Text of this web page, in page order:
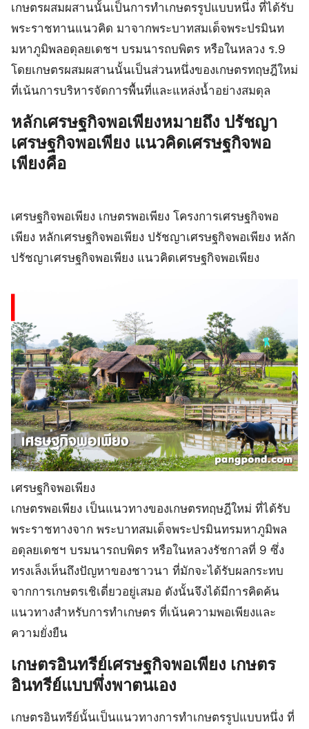
เกษตรผสมผสานนั้นเป็นการทำเกษตรรูปแบบหนึ่ง ที่ได้รับ
พระราชทานแนวคิด มาจากพระบาทสมเด็จพระปรมินท
มหาภูมิพลอดุลยเดชฯ บรมนารถบพิตร หรือในหลวง ร.9
โดยเกษตรผสมผสานนั้นเป็นส่วนหนึ่งของเกษตรทฤษฎีใหม่
ที่เน้นการบริหารจัดการพื้นที่และแหล่งน้ำอย่างสมดุล
หลักเศรษฐกิจพอเพียงหมายถึง ปรัชญา
เศรษฐกิจพอเพียง แนวคิดเศรษฐกิจพอ
เพียงคือ
เศรษฐกิจพอเพียง เกษตรพอเพียง โครงการเศรษฐกิจพอ
เพียง หลักเศรษฐกิจพอเพียง ปรัชญาเศรษฐกิจพอเพียง หลัก
ปรัชญาเศรษฐกิจพอเพียง แนวคิดเศรษฐกิจพอเพียง
เศรษฐกิจพอเพียง
เกษตรพอเพียง เป็นแนวทางของเกษตรทฤษฎีใหม่ ที่ได้รับ
พระราชทางจาก พระบาทสมเด็จพระปรมินทรมหาภูมิพล
อดุลยเดชฯ บรมนารถบพิตร หรือในหลวงรัชกาลที่ 9 ซึ่ง
ทรงเล็งเห็นถึงปัญหาของชาวนา ที่มักจะได้รับผลกระทบ
จากการเกษตรเชิเดี่ยวอยู่เสมอ ดังนั้นจึงได้มีการคิดค้น
แนวทางสำหรับการทำเกษตร ที่เน้นความพอเพียงและ
ความยั่งยืน
เกษตรอินทรีย์เศรษฐกิจพอเพียง เกษตร
อินทรีย์แบบพึ่งพาตนเอง
เกษตรอินทรีย์นั้นเป็นแนวทางการทำเกษตรรูปแบบหนึ่ง ที่